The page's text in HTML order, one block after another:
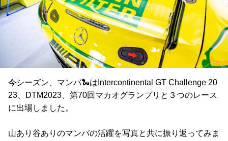
今シーズン、マンバ🐍はIntercontinental GT Challenge 20
23、DTM2023、第70回マカオグランプリと３つのレース
に出場しました。
山あり谷ありのマンバの活躍を写真と共に振り返ってみま